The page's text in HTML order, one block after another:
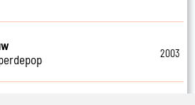
2003